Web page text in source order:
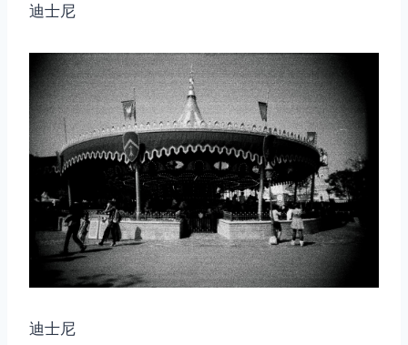
迪士尼
迪士尼